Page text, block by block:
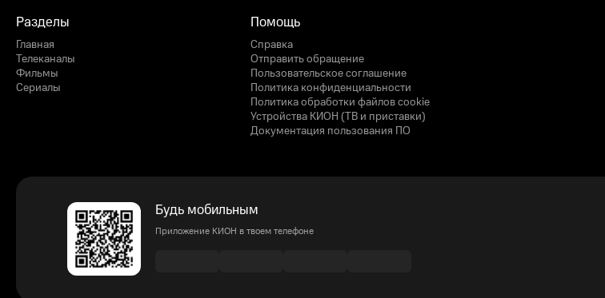
Разделы
Главная
Телеканалы
Фильмы
Сериалы
Помощь
Справка
Отправить обращение
Пользовательское соглашение
Политика конфиденциальности
Политика обработки файлов cookie
Устройства КИОН (ТВ и приставки)
Документация пользования ПО
Будь мобильным
Приложение КИОН в твоем телефоне